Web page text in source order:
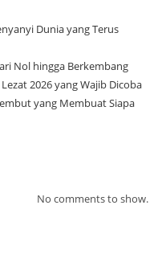
Dunia yang Terus
Nol hingga Berkembang
2026 yang Wajib Dicoba
yang Membuat Siapa
No comments to show.